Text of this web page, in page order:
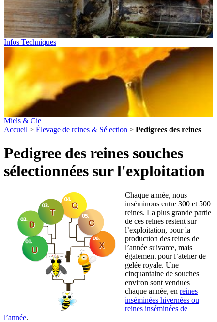
Infos Techniques
Miels & Cie
Accueil > Élevage de reines & Sélection > Pedigrees des reines
Pedigree des reines souches
sélectionnées sur l'exploitation
Chaque année, nous
inséminons entre 300 et 500
reines. La plus grande partie
de ces reines restent sur
l’exploitation, pour la
production des reines de
l’année suivante, mais
également pour l’atelier de
gelée royale. Une
cinquantaine de souches
environ sont vendues
chaque année, en reines
inséminées hivernées ou
reines inséminées de
l’année.